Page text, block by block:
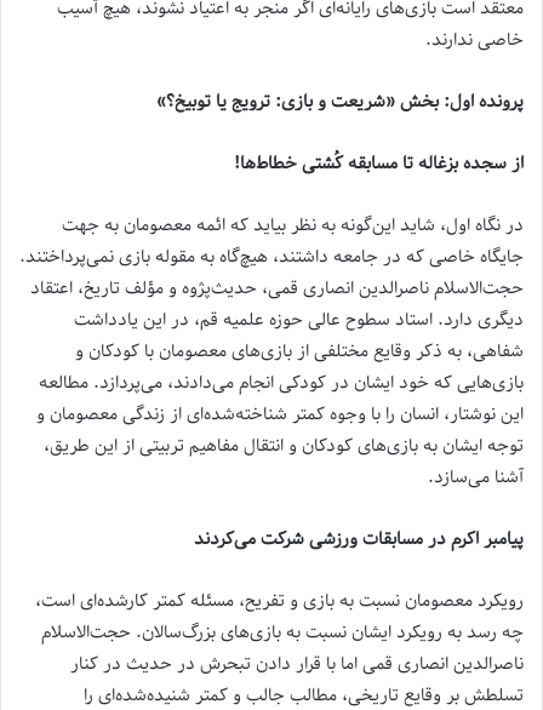
معتقد است بازی‌های رایانه‌ای اگر منجر به اعتیاد نشوند، هیچ آسیب
خاصی ندارند.
پرونده اول: بخش «شریعت و بازی: ترویج یا توبیخ؟»
از سجده بزغاله تا مسابقه کُشتی خطاط‌ها!
در نگاه اول، شاید این‌گونه به نظر بیاید که ائمه معصومان به جهت
جایگاه خاصی که در جامعه داشتند، هیچ‌گاه به مقوله بازی نمی‌پرداختند.
حجت‌الاسلام ناصرالدین انصاری قمی، حدیث‌پژوه و مؤلف تاریخ، اعتقاد
دیگری دارد. استاد سطوح عالی حوزه علمیه قم، در این یادداشت
شفاهی، به ذکر وقایع مختلفی از بازی‌های معصومان با کودکان و
بازی‌هایی که خود ایشان در کودکی انجام می‌دادند، می‌پردازد. مطالعه
این نوشتار، انسان را با وجوه کمتر شناخته‌شده‌ای از زندگی معصومان و
توجه ایشان به بازی‌های کودکان و انتقال مفاهیم تربیتی از این طریق،
آشنا می‌سازد.
پیامبر اکرم در مسابقات ورزشی شرکت می‌کردند
رویکرد معصومان نسبت به بازی و تفریح، مسئله کمتر کارشده‌ای است،
چه رسد به رویکرد ایشان نسبت به بازی‌های بزرگ‌سالان. حجت‌الاسلام
ناصرالدین انصاری قمی اما با قرار دادن تبحرش در حدیث در کنار
تسلطش بر وقایع تاریخی، مطالب جالب و کمتر شنیده‌شده‌ای را